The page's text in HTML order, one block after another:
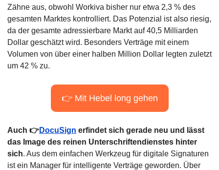
Zähne aus, obwohl Workiva bisher nur etwa 2,3 % des
gesamten Marktes kontrolliert. Das Potenzial ist also riesig,
da der gesamte adressierbare Markt auf 40,5 Milliarden
Dollar geschätzt wird. Besonders Verträge mit einem
Volumen von über einer halben Million Dollar legten zuletzt
um 42 % zu.
👉 Mit Hebel long gehen
Auch 👉DocuSign erfindet sich gerade neu und lässt
das Image des reinen Unterschriftendienstes hinter
sich. Aus dem einfachen Werkzeug für digitale Signaturen
ist ein Manager für intelligente Verträge geworden. Über